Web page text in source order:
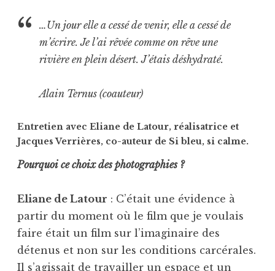
…Un jour elle a cessé de venir, elle a cessé de
m’écrire. Je l’ai rêvée comme on rêve une
rivière en plein désert. J’étais déshydraté.
Alain Ternus (coauteur)
Entretien avec Eliane de Latour, réalisatrice et
Jacques Verrières, co-auteur de Si bleu, si calme.
Pourquoi ce choix des photographies ?
Eliane de Latour : C’était une évidence à
partir du moment où le film que je voulais
faire était un film sur l’imaginaire des
détenus et non sur les conditions carcérales.
Il s’agissait de travailler un espace et un